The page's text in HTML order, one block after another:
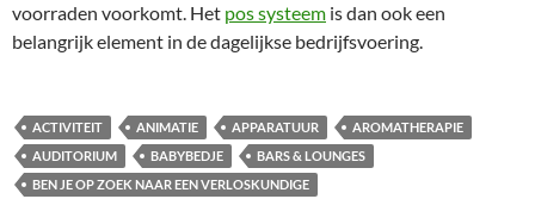
voorraden voorkomt. Het pos systeem is dan ook een
belangrijk element in de dagelijkse bedrijfsvoering.
ACTIVITEIT ANIMATIE APPARATUUR
AROMATHERAPIE
AUDITORIUM
BABYBEDJE
BARS & LOUNGES
BEN JE OP ZOEK NAAR EEN VERLOSKUNDIGE